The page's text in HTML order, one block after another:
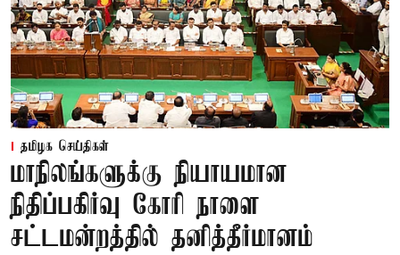
தமிழக செய்திகள்
மாநிலங்களுக்கு நியாயமான
நிதிப்பகிர்வு கோரி நாளை
சட்டமன்றத்தில் தனித்தீர்மானம்